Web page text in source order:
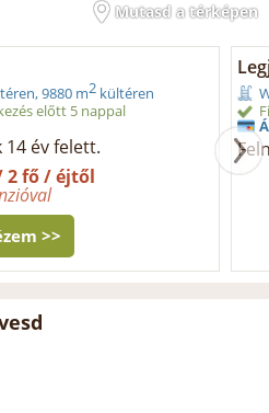
Mutasd a térképen
9880 m2 kültéren
előtt 5 nappal
14 év felett.
2 fő / éjtől
>>